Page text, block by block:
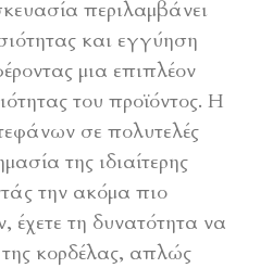
περιλαμβάνει
και εγγύηση
μια επιπλέον
του προϊόντος. Η
σε πολυτελές
της ιδιαίτερης
την ακόμα πιο
έχετε τη δυνατότητα να
κορδέλας, απλώς